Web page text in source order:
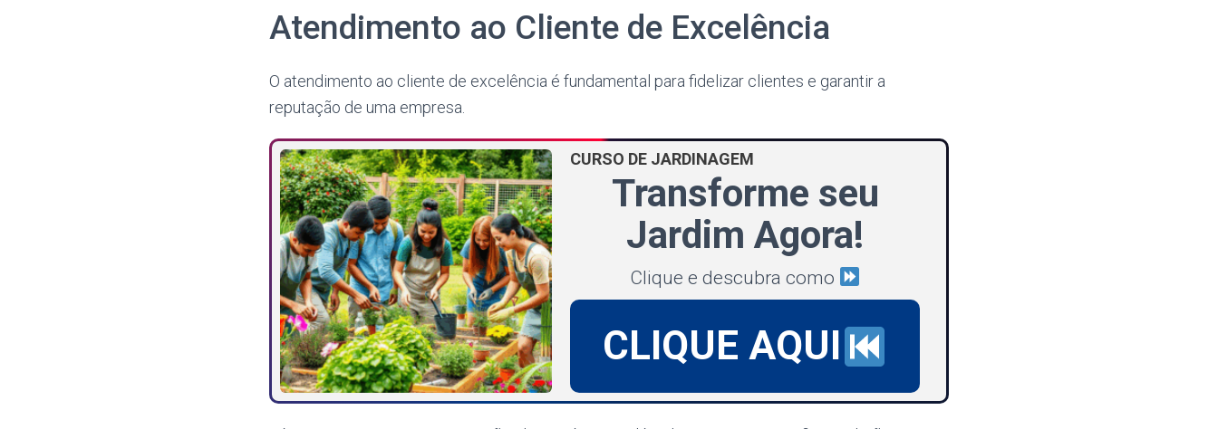
Atendimento ao Cliente de Excelência
O atendimento ao cliente de excelência é fundamental para fidelizar clientes e garantir a
reputação de uma empresa.
CURSO DE JARDINAGEM
Transforme seu
Jardim Agora!
Clique e descubra como
CLIQUE AQUI